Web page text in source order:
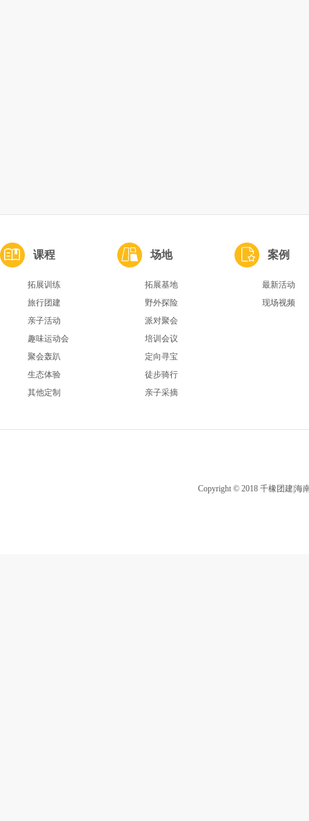
课程
拓展训练
旅行团建
亲子活动
趣味运动会
聚会轰趴
生态体验
其他定制
场地
拓展基地
野外探险
派对聚会
培训会议
定向寻宝
徒步骑行
亲子采摘
案例
最新活动
现场视频
Copyright © 2018 千橡团建|